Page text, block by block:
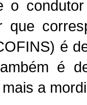
o
que
é
é
a